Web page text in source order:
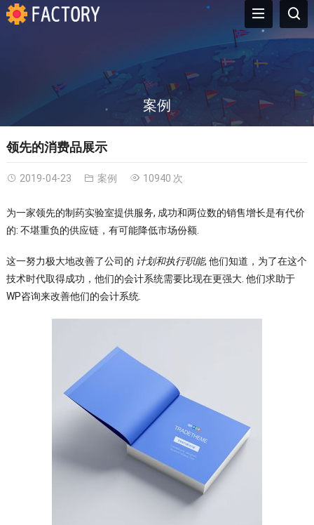
案例
领先的消费品展示
2019-04-23 案例 10940 次
为一家领先的制药实验室提供服务, 成功和两位数的销售增长是有代价
的: 不堪重负的供应链，有可能降低市场份额.
这一努力极大地改善了公司的 计划和执行职能, 他们知道，为了在这个
技术时代取得成功，他们的会计系统需要比现在更强大. 他们求助于
WP咨询来改善他们的会计系统.